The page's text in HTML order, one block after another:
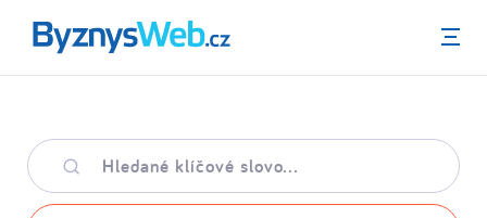
Menu
Hledané
klíčové
slovo